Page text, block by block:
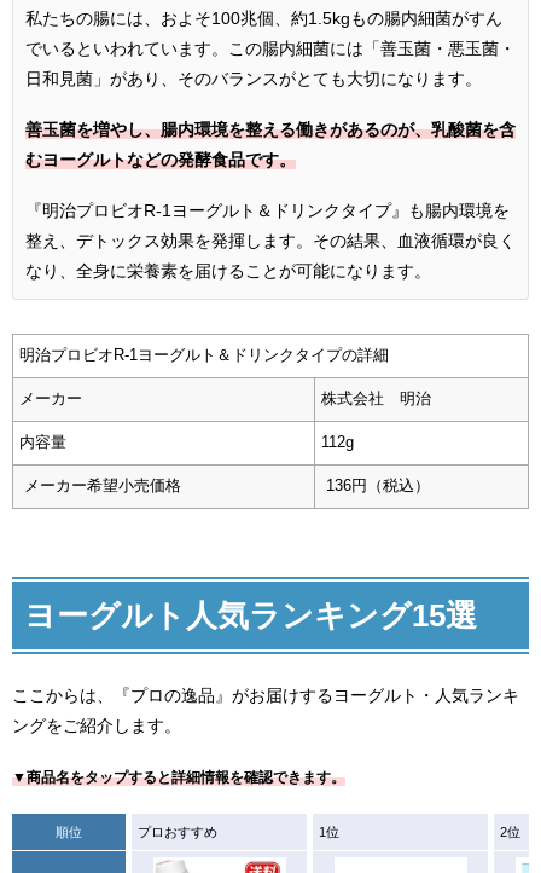
私たちの腸には、およそ100兆個、約1.5kgもの腸内細菌がすん
でいるといわれています。この腸内細菌には「善玉菌・悪玉菌・
日和見菌」があり、そのバランスがとても大切になります。
善玉菌を増やし、腸内環境を整える働きがあるのが、乳酸菌を含
むヨーグルトなどの発酵食品です。
『明治プロビオR-1ヨーグルト＆ドリンクタイプ』も腸内環境を
整え、デトックス効果を発揮します。その結果、血液循環が良く
なり、全身に栄養素を届けることが可能になります。
明治プロビオR-1ヨーグルト＆ドリンクタイプの詳細
メーカー 株式会社 明治
内容量 112g
メーカー希望小売価格 136円（税込）
ヨーグルト人気ランキング15選
ここからは、『プロの逸品』がお届けするヨーグルト・人気ランキ
ングをご紹介します。
▼商品名をタップすると詳細情報を確認できます。
順位 プロおすすめ 1位 2位